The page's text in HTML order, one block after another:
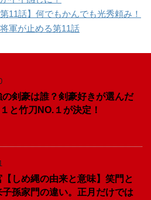
11話】何でもかんでも光秀頼み！
軍が止める第11話
の剣豪は誰？剣豪好きが選んだ
と竹刀NO.１が決定！
しめ縄の由来と意味】笑門と
孫家門の違い。正月だけでは